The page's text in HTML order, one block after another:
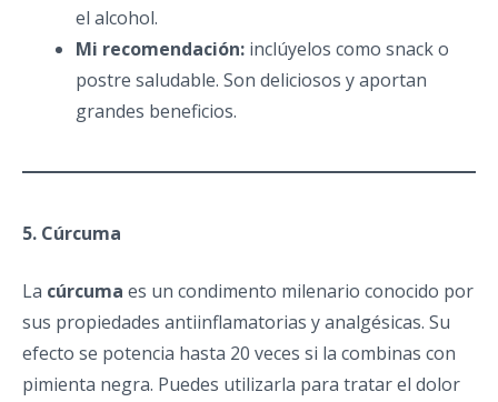
el alcohol.
Mi recomendación: inclúyelos como snack o
postre saludable. Son deliciosos y aportan
grandes beneficios.
5. Cúrcuma
La cúrcuma es un condimento milenario conocido por
sus propiedades antiinflamatorias y analgésicas. Su
efecto se potencia hasta 20 veces si la combinas con
pimienta negra. Puedes utilizarla para tratar el dolor